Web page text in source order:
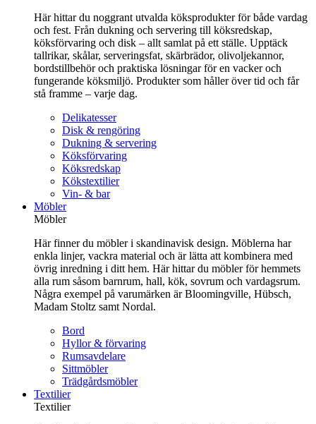
Här hittar du noggrant utvalda köksprodukter för både vardag
och fest. Från dukning och servering till köksredskap,
köksförvaring och disk – allt samlat på ett ställe. Upptäck
tallrikar, skålar, serveringsfat, skärbrädor, olivoljekannor,
bordstillbehör och praktiska lösningar för en vacker och
fungerande köksmiljö. Produkter som håller över tid och får
stå framme – varje dag.
Delikatesser
Disk & rengöring
Dukning & servering
Köksförvaring
Köksredskap
Kökstextilier
Vin- & bar
Möbler
Möbler
Här finner du möbler i skandinavisk design. Möblerna har
enkla linjer, vackra material och är lätta att kombinera med
övrig inredning i ditt hem. Här hittar du möbler för hemmets
alla rum såsom barnrum, hall, kök, sovrum och vardagsrum.
Några exempel på varumärken är Bloomingville, Hübsch,
Madam Stoltz samt Nordal.
Bord
Hyllor & förvaring
Rumsavdelare
Sittmöbler
Trädgårdsmöbler
Textilier
Textilier